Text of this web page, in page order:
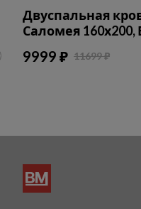
Двуспальная
Саломея
9999 ₽ 11699 ₽